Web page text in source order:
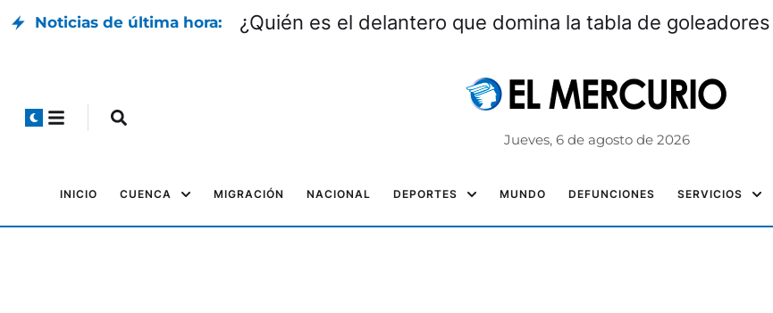
Noticias de última hora: ¿Quién es el delantero que domina la tabla de
Jueves, 6 de agosto de 2026
INICIO CUENCA MIGRACIÓN NACIONAL DEPORTES MUNDO DEFUNCIONES SERVICIOS